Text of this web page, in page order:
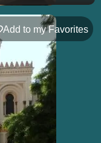
Add to my Favorites